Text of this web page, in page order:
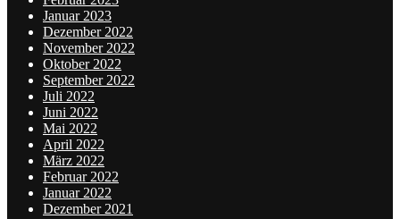
Januar 2023
Dezember 2022
November 2022
Oktober 2022
September 2022
Juli 2022
Juni 2022
Mai 2022
April 2022
März 2022
Februar 2022
Januar 2022
Dezember 2021